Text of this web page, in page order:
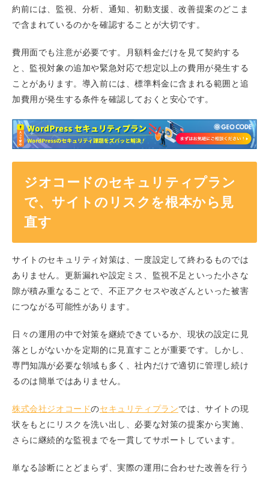
約前には、監視、分析、通知、初動支援、改善提案のどこま
で含まれているのかを確認することが大切です。
費用面でも注意が必要です。月額料金だけを見て契約する
と、監視対象の追加や緊急対応で想定以上の費用が発生する
ことがあります。導入前には、標準料金に含まれる範囲と追
加費用が発生する条件を確認しておくと安心です。
ジオコードのセキュリティプラン
で、サイトのリスクを根本から見
直す
サイトのセキュリティ対策は、一度設定して終わるものでは
ありません。更新漏れや設定ミス、監視不足といった小さな
隙が積み重なることで、不正アクセスや改ざんといった被害
につながる可能性があります。
日々の運用の中で対策を継続できているか、現状の設定に見
落としがないかを定期的に見直すことが重要です。しかし、
専門知識が必要な領域も多く、社内だけで適切に管理し続け
るのは簡単ではありません。
株式会社ジオコードのセキュリティプランでは、サイトの現
状をもとにリスクを洗い出し、必要な対策の提案から実施、
さらに継続的な監視までを一貫してサポートしています。
単なる診断にとどまらず、実際の運用に合わせた改善を行う